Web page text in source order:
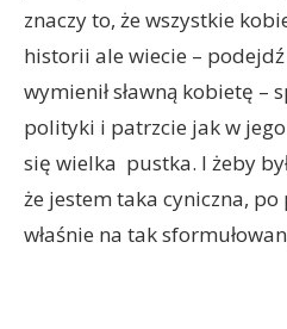
znaczy to, że wszystkie
historii ale wiecie –
wymienił sławną kobietę –
polityki i patrzcie jak w
się wielka pustka. I żeby
że jestem taka cyniczna,
właśnie na tak